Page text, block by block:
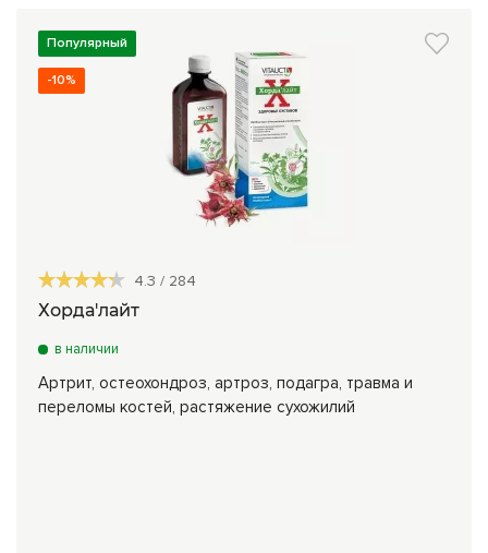
Популярный
-10%
4.3 / 284
Хорда'лайт
в наличии
Артрит, остеохондроз, артроз, подагра, травма и
переломы костей, растяжение сухожилий